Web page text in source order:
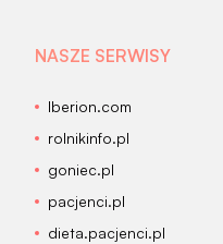
NASZE SERWISY
Iberion.com
rolnikinfo.pl
goniec.pl
pacjenci.pl
dieta.pacjenci.pl